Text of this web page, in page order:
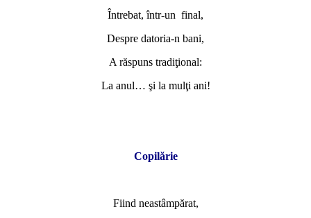
Întrebat, într-un final,
Despre datoria-n bani,
A răspuns tradiţional:
La anul… şi la mulţi ani!
Copilărie
Fiind neastâmpărat,